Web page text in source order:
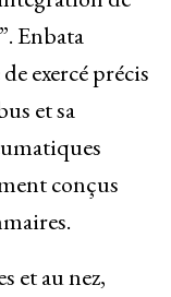
Enbata
exercé précis
et sa
conçus
et au nez,